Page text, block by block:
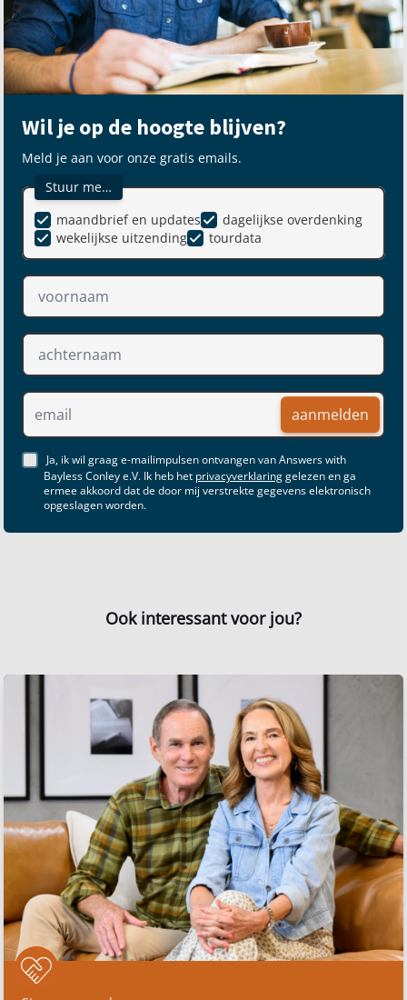
Wil je op de hoogte blijven?
Meld je aan voor onze gratis emails.
Stuur me…
maandbrief en updates
dagelijkse overdenking
wekelijkse uitzending
tourdata
aanmelden
Ja, ik wil graag e-mailimpulsen ontvangen van Answers with
Bayless Conley e.V. Ik heb het privacyverklaringgelezen en ga
ermee akkoord dat de door mij verstrekte gegevens elektronisch
opgeslagen worden.
Ook interessant voor jou?